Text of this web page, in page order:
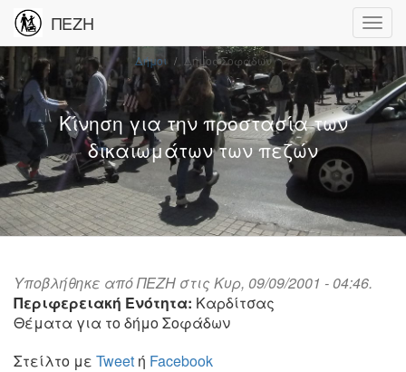
ΠΕΖΗ
Δήμοι Δήμος Σοφάδων
Κίνηση για την προστασία των
δικαιωμάτων των πεζών
Υποβλήθηκε απόΠΕΖΗ στις Κυρ, 09/09/2001 - 04:46.
Περιφερειακή Ενότητα: Καρδίτσας
Θέματα για το δήμο Σοφάδων
Στείλτο με Tweet ή Facebook